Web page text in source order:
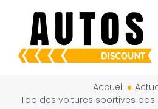
contenu
Accueil